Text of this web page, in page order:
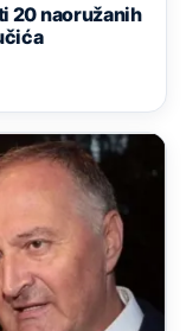
20 naoružanih